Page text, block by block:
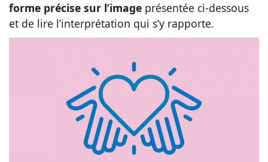
Animaux
Santé
forme précise sur l’image présentée ci-dessous
et de lire l’interprétation qui s’y rapporte.